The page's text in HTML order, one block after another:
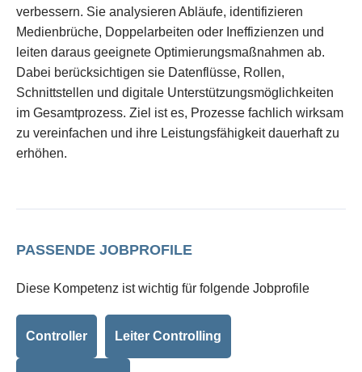
verbessern. Sie analysieren Abläufe, identifizieren
Medienbrüche, Doppelarbeiten oder Ineffizienzen und
leiten daraus geeignete Optimierungsmaßnahmen ab.
Dabei berücksichtigen sie Datenflüsse, Rollen,
Schnittstellen und digitale Unterstützungsmöglichkeiten
im Gesamtprozess. Ziel ist es, Prozesse fachlich wirksam
zu vereinfachen und ihre Leistungsfähigkeit dauerhaft zu
erhöhen.
PASSENDE JOBPROFILE
Diese Kompetenz ist wichtig für folgende Jobprofile
Controller Leiter Controlling